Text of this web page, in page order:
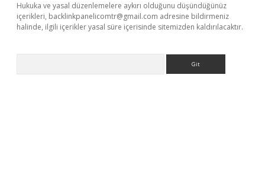
Hukuka ve yasal düzenlemelere aykırı olduğunu düşündüğünüz
içerikleri, backlinkpanelicomtr@gmail.com adresine bildirmeniz
halinde, ilgili içerikler yasal süre içerisinde sitemizden kaldırılacaktır.